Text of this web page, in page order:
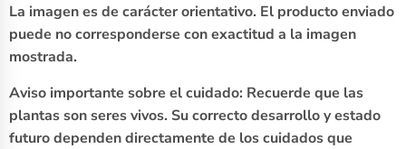
La imagen es de carácter orientativo. El producto enviado
puede no corresponderse con exactitud a la imagen
mostrada.
Aviso importante sobre el cuidado: Recuerde que las
plantas son seres vivos. Su correcto desarrollo y estado
futuro dependen directamente de los cuidados que